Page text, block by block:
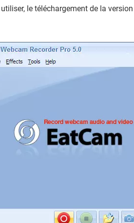
le téléchargement de la